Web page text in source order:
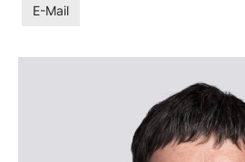
E-Mail